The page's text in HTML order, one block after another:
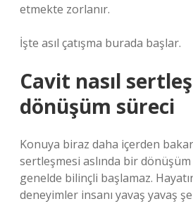
etmekte zorlanır.
İşte asıl çatışma burada başlar.
Cavit nasıl
dönüşüm süreci
Konuya biraz daha içerden
sertleşmesi aslında bir
genelde bilinçli başlamaz.
deneyimler insanı yavaş yavaş